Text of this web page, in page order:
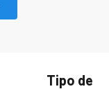
Tipo de